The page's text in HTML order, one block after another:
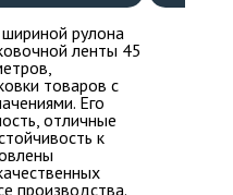
рулона
ленты 45
товаров с
Его
отличные
к
производства.